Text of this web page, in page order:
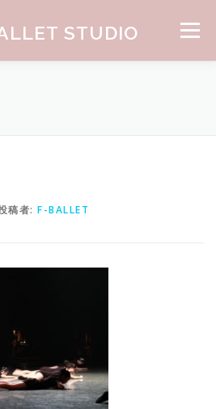
STUDIO メニュー
稿者: F-BALLET